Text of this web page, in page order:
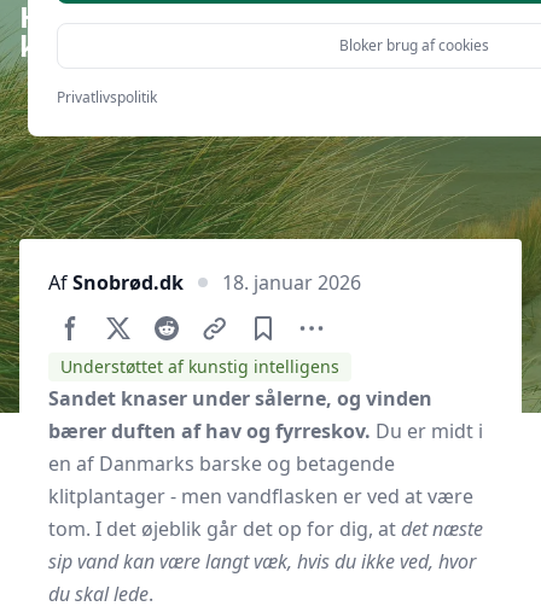
Hvor finder du drikkevand i
klitplantager?
AfSnobrød.dk 18. januar 2026
Understøttet af kunstig intelligens
Sandet knaser under sålerne, og vinden
bærer duften af hav og fyrreskov. Du er midt i
en af Danmarks barske og betagende
klitplantager - men vandflasken er ved at være
tom. I det øjeblik går det op for dig, atdet næste
sip vand kan være langt væk, hvis du ikke ved, hvor
du skal lede.
Bloker brug af cookies
Privatlivspolitik